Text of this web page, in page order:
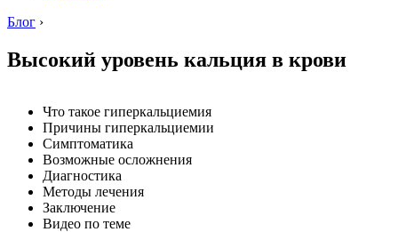
Блог ›
Высокий уровень кальция в крови
Что такое гиперкальциемия
Причины гиперкальциемии
Симптоматика
Возможные осложнения
Диагностика
Методы лечения
Заключение
Видео по теме